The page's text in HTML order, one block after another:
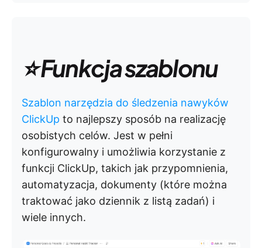
⭐ Funkcja szablonu
Szablon narzędzia do śledzenia nawyków
ClickUp to najlepszy sposób na realizację
osobistych celów. Jest w pełni
konfigurowalny i umożliwia korzystanie z
funkcji ClickUp, takich jak przypomnienia,
automatyzacja, dokumenty (które można
traktować jako dziennik z listą zadań) i
wiele innych.